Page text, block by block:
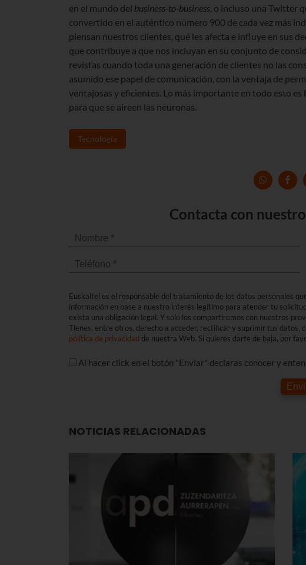
en el mundo del business-to-business , o incluso una Twitter
convertido en el auténtico número 900 de cada vez más
piensan nuestros clientes, qué les afecta e influye en sus
que contribuye a que nos incluyan en su conjunto de
revistas cuando toda una generación de clientes no las
asumido ese papel de comunicación, con la ventaja de
ventajosas y eficientes. Lo más importante en todo esto es
para que se aireen las neuronas.
Tecnología
Contacta con
Euskaltel es el responsable del tratamiento de los datos personales
información en base a nuestro interés legítimo para atender tu
exista una obligación legal. Y solo los compartiremos con nuestros
Tienes, entre otros, derecho a acceder, rectificar y suprimir tus datos,
política de privacidad de nuestra Web. Si quieres darte de baja, por
Al hacer click en el botón "Enviar" declaras conocer y
NOTICIAS RELACIONADAS